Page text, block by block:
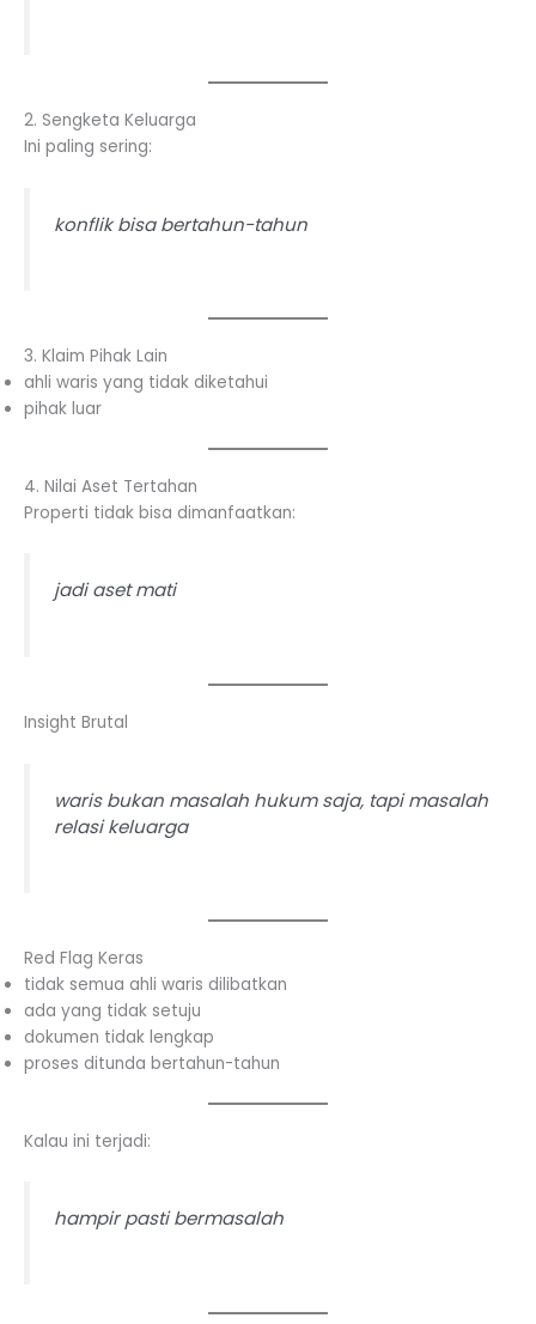
2. Sengketa Keluarga
Ini paling sering:
konflik bisa bertahun-tahun
3. Klaim Pihak Lain
ahli waris yang tidak diketahui
pihak luar
4. Nilai Aset Tertahan
Properti tidak bisa dimanfaatkan:
jadi aset mati
Insight Brutal
waris bukan masalah hukum saja, tapi masalah
relasi keluarga
Red Flag Keras
tidak semua ahli waris dilibatkan
ada yang tidak setuju
dokumen tidak lengkap
proses ditunda bertahun-tahun
Kalau ini terjadi:
hampir pasti bermasalah